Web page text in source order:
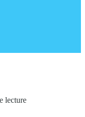
lecture